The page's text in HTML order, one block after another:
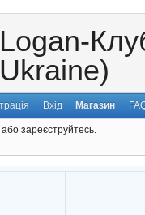
Logan-
Ukraine)
Вхід Магазин
або зареєструйтесь.